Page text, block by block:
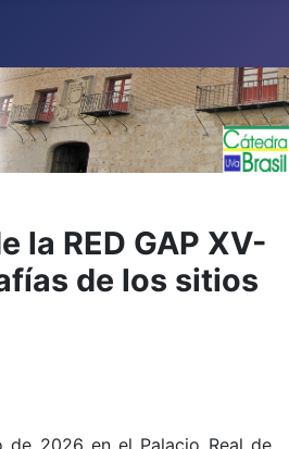
la RED GAP XV-
de los sitios